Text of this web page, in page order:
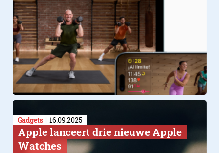
Gadgets 16.09.2025
Apple lanceert drie nieuwe Apple
Watches